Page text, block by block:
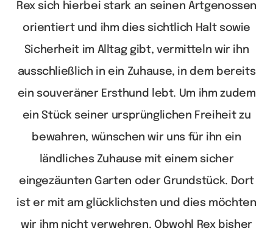
Rex sich hierbei stark an seinen Artgenossen
orientiert und ihm dies sichtlich Halt sowie
Sicherheit im Alltag gibt, vermitteln wir ihn
ausschließlich in ein Zuhause, in dem bereits
ein souveräner Ersthund lebt. Um ihm zudem
ein Stück seiner ursprünglichen Freiheit zu
bewahren, wünschen wir uns für ihn ein
ländliches Zuhause mit einem sicher
eingezäunten Garten oder Grundstück. Dort
ist er mit am glücklichsten und dies möchten
wir ihm nicht verwehren. Obwohl Rex bisher